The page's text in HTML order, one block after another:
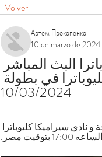
Volver
Артём Прокопенко
10 de marzo de 2024
نتيجة مباراة فريقي سموحة و سيراميكا كليوباترا في بطولة
10/03/2024
مصر.